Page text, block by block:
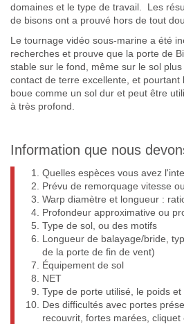
domaines et le type de travail. Les
de bisons ont a prouvé hors de tout
Le tournage vidéo sous-marine a été
recherches et prouve que la porte de
stable sur le fond, même sur le sol
contact de terre excellente, et pourtant
boue comme un sol dur et peut être
à très profond.
Information que nous
Quelles espèces vous avez
Prévu de remorquage vitesse
Warp diamètre et longueur :
Profondeur approximative ou
Type de sol, ou des motifs
Longueur de balayage/bride,
de la porte de fin de vent)
Équipement de sol
NET
Type de porte utilisé, le poids et
Des difficultés avec portes
recouvrit, fortes marées, cliquet